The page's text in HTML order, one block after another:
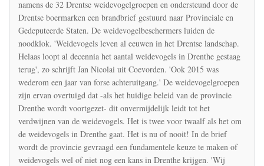
van
de
weidevogels
Drenthe
is
nabij
namens de 32 Drentse weidevogelgroepen en ondersteund door de
Drentse boermarken een brandbrief gestuurd naar Provinciale en
Gedeputeerde Staten. De weidevogelbeschermers luiden de
noodklok. 'Weidevogels leven al eeuwen in het Drentse landschap.
Helaas loopt al decennia het aantal weidevogels in Drenthe gestaag
terug', zo schrijft Jan Nicolai uit Coevorden. 'Ook 2015 was
wederom een jaar van forse achteruitgang.' De weidevogelgroepen
zijn ervan overtuigd dat -als het huidige beleid van de provincie
Drenthe wordt voortgezet- dit onvermijdelijk leidt tot het
verdwijnen van de weidevogels. Het is twee voor twaalf als het om
de weidevogels in Drenthe gaat. Het is nu of nooit! In de brief
wordt de provincie gevraagd een fundamentele keuze te maken of
weidevogels wel of niet nog een kans in Drenthe krijgen. 'Wij